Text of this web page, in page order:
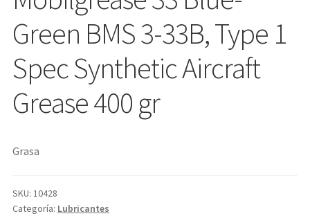
Green BMS 3-33B, Type 1
Spec Synthetic Aircraft
Grease 400 gr
Grasa
SKU: 10428
Categoría: Lubricantes